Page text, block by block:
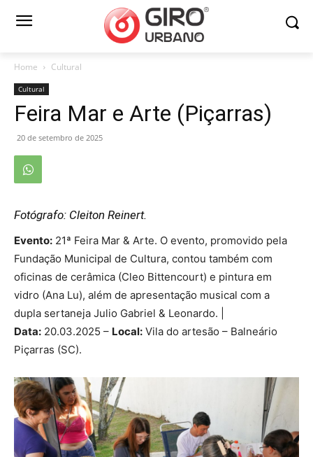
Home Cultural
Cultural
Feira Mar e Arte (Piçarras)
20 de setembro de 2025
Fotógrafo: Cleiton Reinert.
Evento: 21ª Feira Mar & Arte. O evento, promovido pela
Fundação Municipal de Cultura, contou também com
oficinas de cerâmica (Cleo Bittencourt) e pintura em
vidro (Ana Lu), além de apresentação musical com a
dupla sertaneja Julio Gabriel & Leonardo. |
Data: 20.03.2025 – Local: Vila do artesão – Balneário
Piçarras (SC).